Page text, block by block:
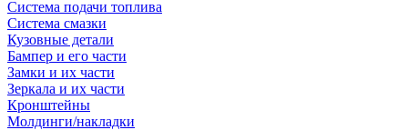
Система подачи топлива
Система смазки
Кузовные детали
Бампер и его части
Замки и их части
Зеркала и их части
Кронштейны
Молдинги/накладки